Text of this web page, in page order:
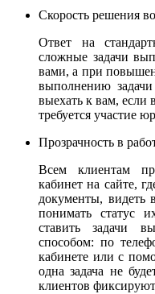
Скорость решения
Ответ на
сложные задачи
вами, а при
выполнению
выехать к вам, если
требуется участие
Прозрачность в
Всем клиентам
кабинет на сайте,
документы, видеть
понимать статус
ставить задачи
способом: по
кабинете или с
одна задача не
клиентов